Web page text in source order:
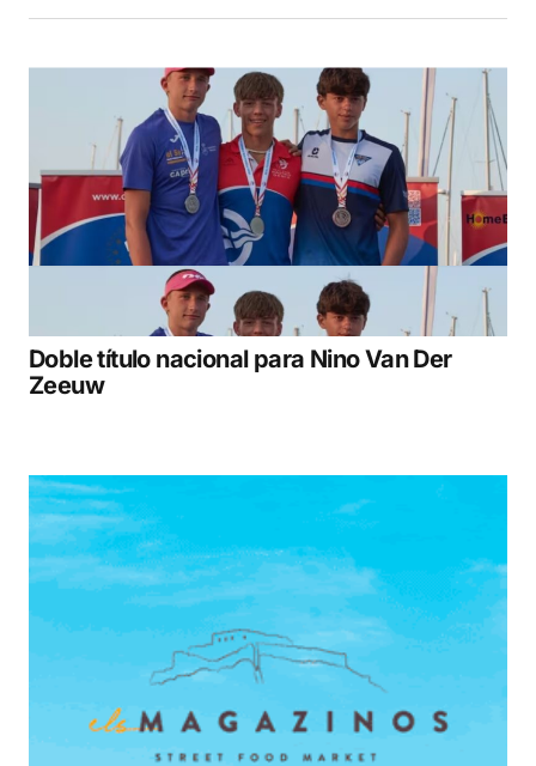
Doble título nacional para Nino Van Der
Zeeuw